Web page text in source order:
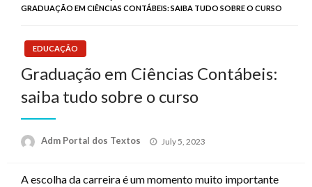
GRADUAÇÃO EM CIÊNCIAS CONTÁBEIS: SAIBA TUDO SOBRE O CURSO
EDUCAÇÃO
Graduação em Ciências Contábeis:
saiba tudo sobre o curso
Adm Portal dos Textos
Posted
July 5, 2023
A escolha da carreira é um momento muito importante